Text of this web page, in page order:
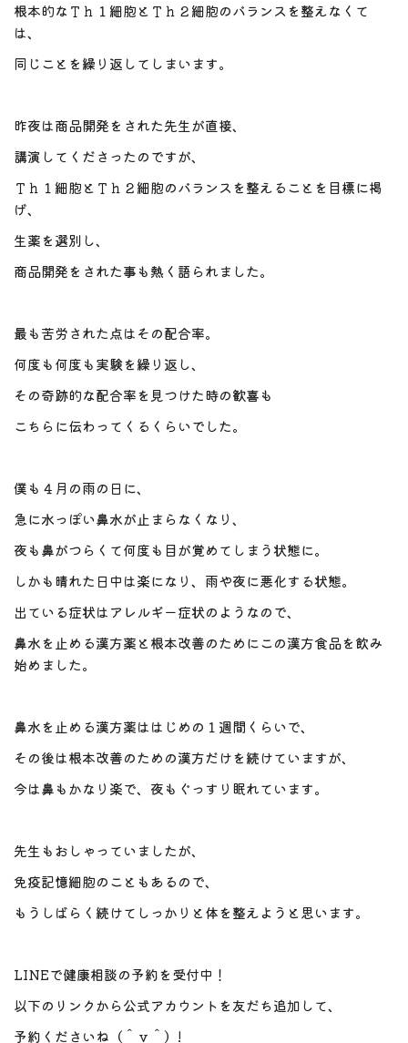
根本的なＴｈ１細胞とＴｈ２細胞のバランスを整えなくて
は、
同じことを繰り返してしまいます。
昨夜は商品開発をされた先生が直接、
講演してくださったのですが、
Ｔｈ１細胞とＴｈ２細胞のバランスを整えることを目標に掲
げ、
生薬を選別し、
商品開発をされた事も熱く語られました。
最も苦労された点はその配合率。
何度も何度も実験を繰り返し、
その奇跡的な配合率を見つけた時の歓喜も
こちらに伝わってくるくらいでした。
僕も４月の雨の日に、
急に水っぽい鼻水が止まらなくなり、
夜も鼻がつらくて何度も目が覚めてしまう状態に。
しかも晴れた日中は楽になり、雨や夜に悪化する状態。
出ている症状はアレルギー症状のようなので、
鼻水を止める漢方薬と根本改善のためにこの漢方食品を飲み
始めました。
鼻水を止める漢方薬ははじめの１週間くらいで、
その後は根本改善のための漢方だけを続けていますが、
今は鼻もかなり楽で、夜もぐっすり眠れています。
先生もおしゃっていましたが、
免疫記憶細胞のこともあるので、
もうしばらく続けてしっかりと体を整えようと思います。
LINEで健康相談の予約を受付中！
以下のリンクから公式アカウントを友だち追加して、
予約くださいね（＾ｖ＾）!